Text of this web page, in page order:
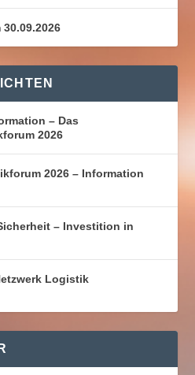
30.09.2026
– Das
2026
2026 – Information
– Investition in
Logistik